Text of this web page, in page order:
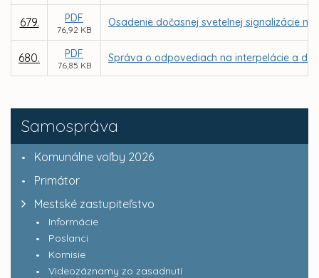
Samospráva
Komunálne voľby 2026
Primátor
Mestské zastupiteľstvo
Informácie
Poslanci
Komisie
Videozáznamy zo zasadnutí
679. PDF
76,92 KB
Osadenie dočasnej svetelnej signalizácie
680. PDF
76,85 KB
Správa o odpovediach na interpelácie a